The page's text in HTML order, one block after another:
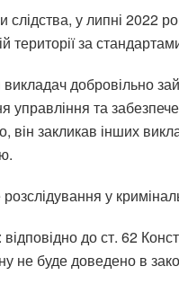
у липні 2022
території за
добровільно
управління та
він закликав інших
у
відповідно до ст. 62
не буде доведено в